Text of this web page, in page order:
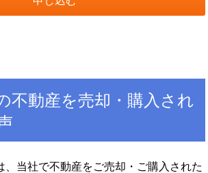
不動産を売却・購入され
、当社で不動産をご売却・ご購入された